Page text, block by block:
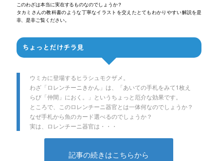
このわざは本当に実在するものなのでしょうか？
タカミさんの教科書のような丁寧なイラストを交えたとてもわかりやすい解説を是
非、是非ご覧ください。
ちょっとだけチラ見
ウミカに登場するヒラシュモクザメ。
わざ「ロレンチーニきかん」は、「あいての手札をみて1枚え
らび「仲間」におく。」というちょっと厄介な効果です。
ところで、このロレンチーニ器官とは一体何なのでしょうか？
なぜ手札から魚のカード選べるのでしょうか？
実は、ロレンチーニ器官は・・・
記事の続きはこちらから